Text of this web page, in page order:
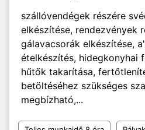
szállóvendégek részére
elkészítése, rendezvények
gálavacsorák elkészítése,
ételkészítés, hidegkonyhai
hűtők takarítása,
betöltéséhez szükséges
megbízható,...